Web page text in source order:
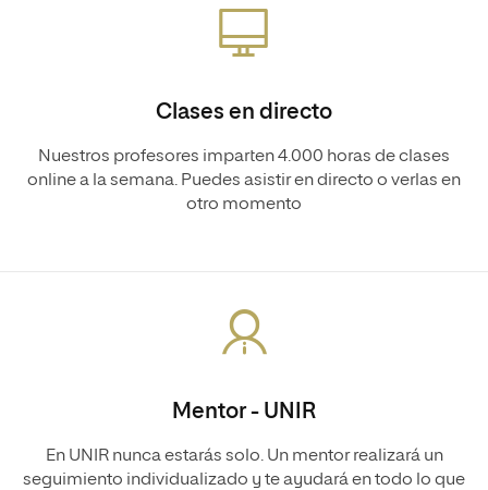
Clases en directo
Nuestros profesores imparten 4.000 horas de clases
online a la semana. Puedes asistir en directo o verlas en
otro momento
Mentor - UNIR
En UNIR nunca estarás solo. Un mentor realizará un
seguimiento individualizado y te ayudará en todo lo que